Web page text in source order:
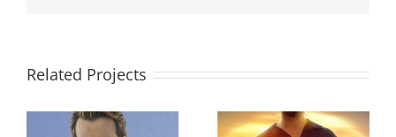
Related Projects